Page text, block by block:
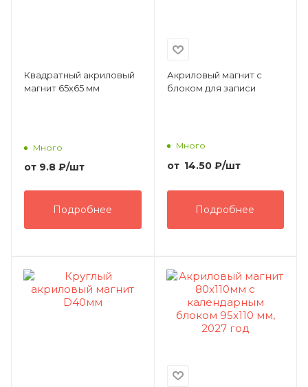
Квадратный акриловый
магнит 65х65 мм
Много
от 9.8 ₽/шт
Подробнее
Акриловый магнит с
блоком для записи
Много
от 14.50₽/шт
Подробнее